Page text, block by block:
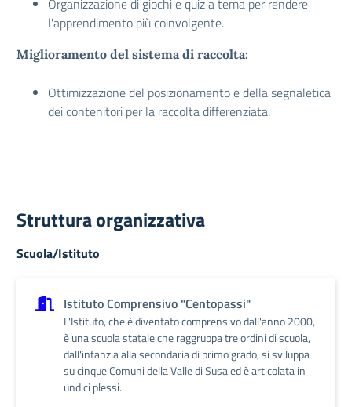
Organizzazione di giochi e quiz a tema per rendere
l'apprendimento più coinvolgente.
Miglioramento del sistema di raccolta:
Ottimizzazione del posizionamento e della segnaletica
dei contenitori per la raccolta differenziata.
Struttura organizzativa
Scuola/Istituto
Istituto Comprensivo "Centopassi"
L'Istituto, che è diventato comprensivo dall'anno 2000,
è una scuola statale che raggruppa tre ordini di scuola,
dall'infanzia alla secondaria di primo grado, si sviluppa
su cinque Comuni della Valle di Susa ed è articolata in
undici plessi.